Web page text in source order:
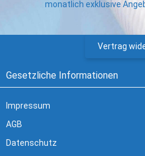
monatlich exklusive
Vertrag
Gesetzliche Informationen
Impressum
AGB
Datenschutz